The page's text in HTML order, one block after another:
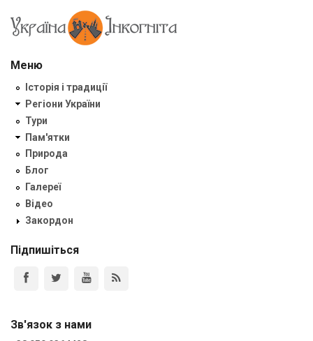
Меню
Історія і традиції
Регіони України
Тури
Пам'ятки
Природа
Блог
Галереї
Відео
Закордон
Підпишіться
Зв'язок з нами